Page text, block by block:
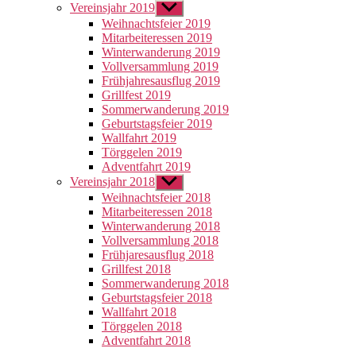
Vereinsjahr 2019 Untermenü
anzeigen
Weihnachtsfeier 2019
Mitarbeiteressen 2019
Winterwanderung 2019
Vollversammlung 2019
Frühjahresausflug 2019
Grillfest 2019
Sommerwanderung 2019
Geburtstagsfeier 2019
Wallfahrt 2019
Törggelen 2019
Adventfahrt 2019
Vereinsjahr 2018 Untermenü
anzeigen
Weihnachtsfeier 2018
Mitarbeiteressen 2018
Winterwanderung 2018
Vollversammlung 2018
Frühjaresausflug 2018
Grillfest 2018
Sommerwanderung 2018
Geburtstagsfeier 2018
Wallfahrt 2018
Törggelen 2018
Adventfahrt 2018